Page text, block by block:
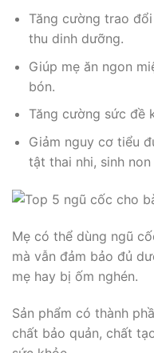
Tăng cường trao
thu dinh dưỡng.
Giúp mẹ ăn ngon
bón.
Tăng cường sức đề
Giảm nguy cơ tiểu
tật thai nhi, sinh
Mẹ có thể dùng ngũ
mà vẫn đảm bảo đủ
mẹ hay bị ốm nghén.
Sản phẩm có thành
chất bảo quản, chất